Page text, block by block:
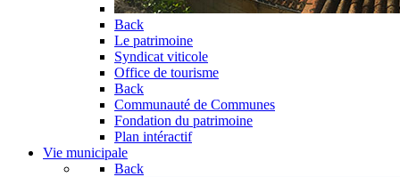
Back
Le patrimoine
Syndicat viticole
Office de tourisme
Back
Communauté de Communes
Fondation du patrimoine
Plan intéractif
Vie municipale
Back